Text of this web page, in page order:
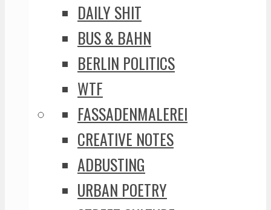
DAILY SHIT
BUS & BAHN
BERLIN POLITICS
WTF
FASSADENMALEREI
CREATIVE NOTES
ADBUSTING
URBAN POETRY